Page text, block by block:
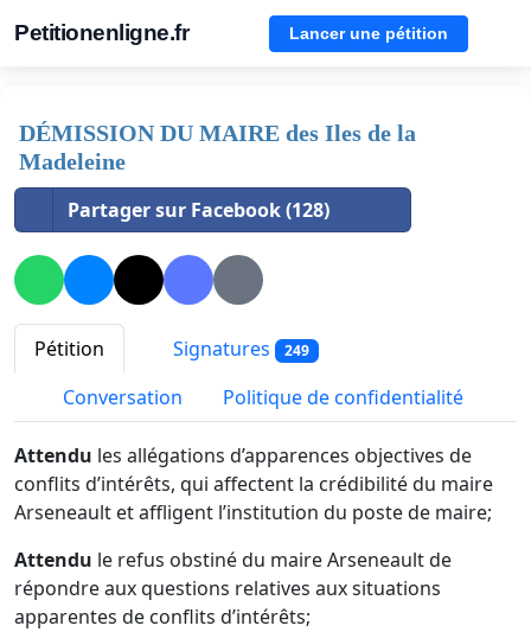
Petitionenligne.fr Lancer une pétition
DÉMISSION DU MAIRE des Iles de la
Madeleine
Partager sur Facebook (128)
Pétition Signatures 249
Conversation Politique de confidentialité
Attendu les allégations d’apparences objectives de
conflits d’intérêts, qui affectent la crédibilité du maire
Arseneault et affligent l’institution du poste de maire;
Attendu le refus obstiné du maire Arseneault de
répondre aux questions relatives aux situations
apparentes de conflits d’intérêts;